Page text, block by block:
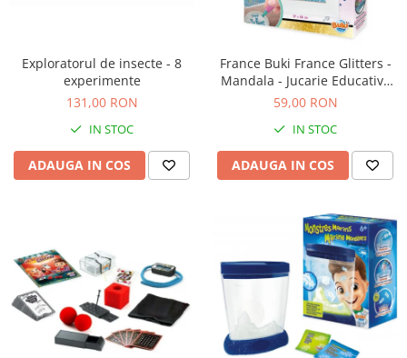
Exploratorul de insecte - 8
experimente
131,00 RON
IN STOC
ADAUGA IN COS
France Buki France Glitters -
Mandala - Jucarie Educativa
de inalta calitate pentru copii
59,00 RON
IN STOC
ADAUGA IN COS